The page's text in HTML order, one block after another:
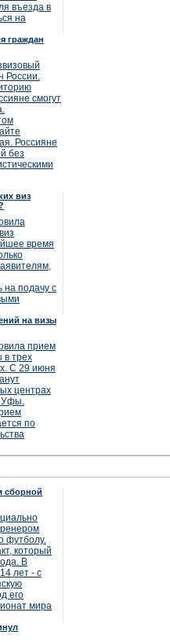
въезда в
на
граждан
России.
смогут
Россияне
без
виз
время
на подачу с
на визы
прием
в трех
С 29 июня
центрах
Уфы.
по
сборной
футболу.
который
В
лет - с
его
мира